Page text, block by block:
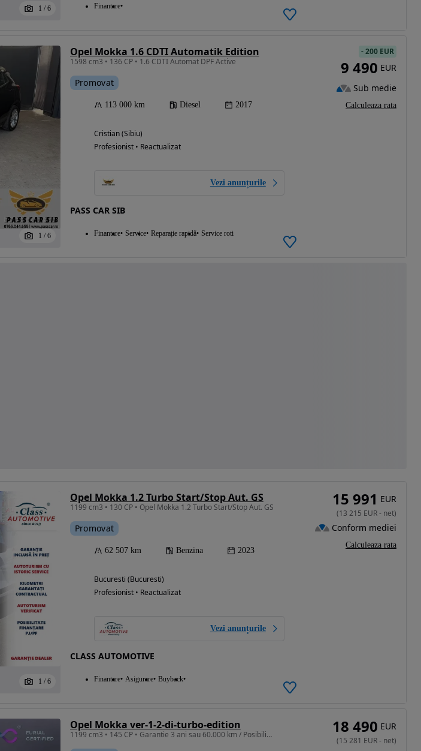
1 / 6 Finantare
1 / 6
Opel Mokka 1.6 CDTI Automatik Edition
1598 cm3 • 136 CP • 1.6 CDTI Automat DPF Active
Promovat
113 000 km Diesel 2017
Cristian (Sibiu)
Profesionist • Reactualizat
Vezi anunțurile
PASS CAR SIB
Finantare Service Reparație rapidă Service roti
-200 EUR
9 490 EUR
Sub medie
Calculeaza rata
1 / 6
Opel Mokka 1.2 Turbo Start/Stop Aut. GS
1199 cm3 • 130 CP • Opel Mokka 1.2 Turbo Start/Stop Aut. GS
Promovat
62 507 km Benzina 2023
Bucuresti (Bucuresti)
Profesionist • Reactualizat
Vezi anunțurile
CLASS AUTOMOTIVE
Finantare Asigurare Buyback
15 991 EUR
(13 215 EUR- net)
Conform mediei
Calculeaza rata
Opel Mokka ver-1-2-di-turbo-edition
1199 cm3 • 145 CP • Garantie 3 ani sau 60.000 km / Posibilitate rate CREDIT sau LEASING 18 490 EUR
(15 281 EUR- net)